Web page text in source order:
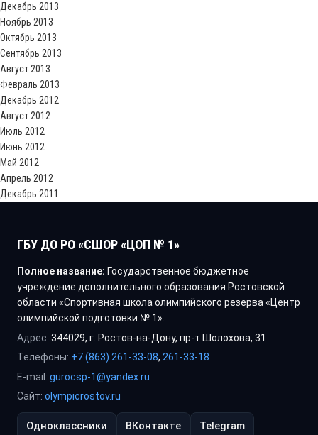
Декабрь 2013
Ноябрь 2013
Октябрь 2013
Сентябрь 2013
Август 2013
Февраль 2013
Декабрь 2012
Август 2012
Июль 2012
Июнь 2012
Май 2012
Апрель 2012
Декабрь 2011
ГБУ ДО РО «СШОР «ЦОП № 1»
Полное название: Государственное бюджетное
учреждение дополнительного образования Ростовской
области «Спортивная школа олимпийского резерва «Центр
олимпийской подготовки № 1».
Адрес: 344029, г. Ростов-на-Дону, пр-т Шолохова, 31
Телефоны: +7 (863) 261-33-08, 261-33-18
E-mail: gurocsp-1@yandex.ru
Сайт: olympicrostov.ru
Одноклассники ВКонтакте Telegram